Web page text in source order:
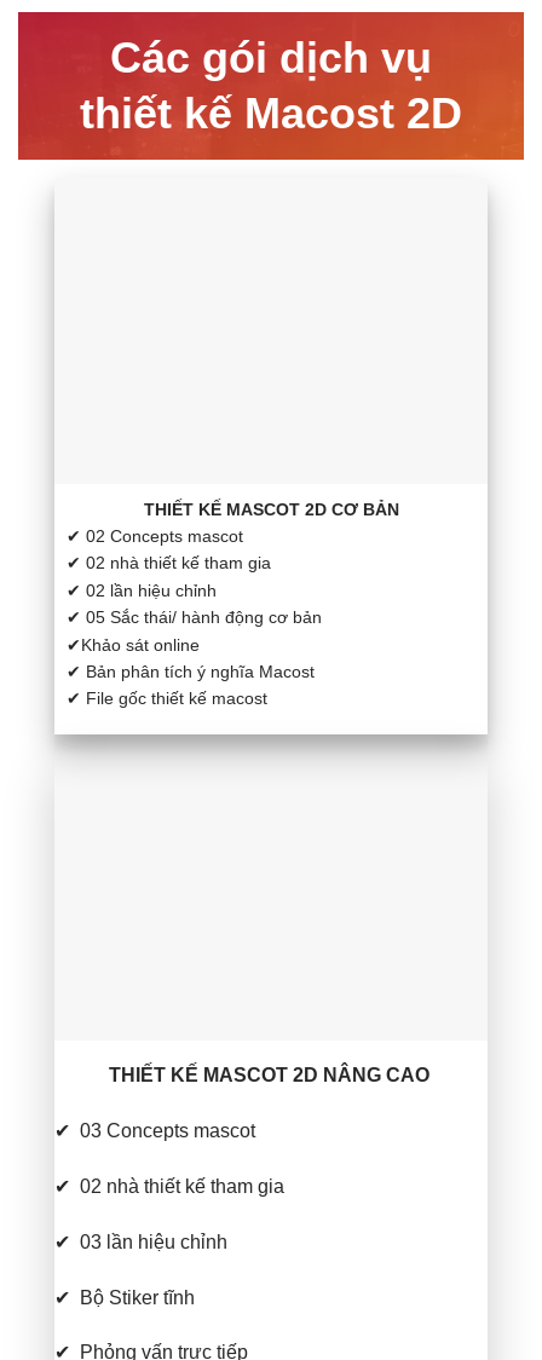
Các gói dịch vụ
thiết kế Macost 2D
THIẾT KẾ MASCOT 2D CƠ BẢN
✔ 02 Concepts mascot
✔ 02 nhà thiết kế tham gia
✔ 02 lần hiệu chỉnh
✔ 05 Sắc thái/ hành động cơ bản
✔Khảo sát online
✔ Bản phân tích ý nghĩa Macost
✔ File gốc thiết kế macost
THIẾT KẾ MASCOT 2D NÂNG CAO
✔ 03 Concepts mascot
✔ 02 nhà thiết kế tham gia
✔ 03 lần hiệu chỉnh
✔ Bộ Stiker tĩnh
✔ Phỏng vấn trực tiếp